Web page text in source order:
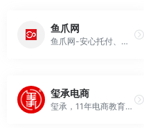
鱼爪网
鱼爪网-安心托付、值得信赖的虚拟资产交易服务平台,主要提供商标转让、网络店铺转让等,全程律师跟踪服务,安全又省心。
玺承电商
玺承，11年电商教育咨询品牌！300+Top级导师团队；专注为企业、电商卖家提供全域电商的培训、咨询等高质量服务，帮助电商卖家做好电商，为企业电商的发展提供一站式解决方案！